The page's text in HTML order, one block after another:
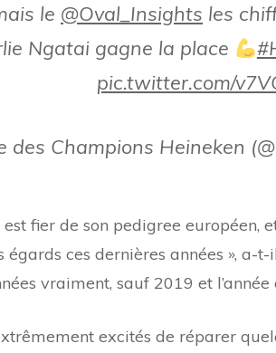
le @Oval_Insights les
Ngatai gagne la place
pic.twitter.com/
des Champions Heineken
fier de son pedigree européen,
ces dernières années », a-
vraiment, sauf 2019 et
excités de réparer